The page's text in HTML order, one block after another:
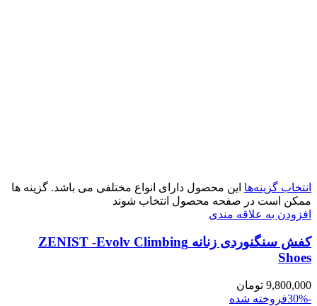
انتخاب گزینه‌ها این محصول دارای انواع مختلفی می باشد. گزینه ها
ممکن است در صفحه محصول انتخاب شوند
افزودن به علاقه مندی
کفش سنگنوردی زنانه ZENIST -Evolv Climbing
Shoes
9,800,000 تومان
-30%
فروخته شده